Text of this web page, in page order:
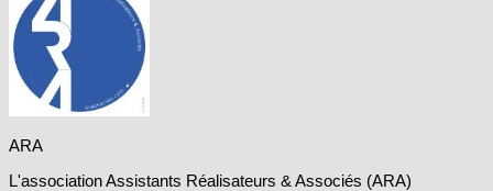
ARA
L'association Assistants Réalisateurs & Associés (ARA)